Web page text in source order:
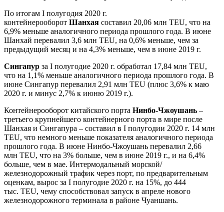
По итогам I полугодия 2020 г.
контейнерооборот Шанхая составил 20,06 млн TEU, что на
6,9% меньше аналогичного периода прошлого года. В июне
Шанхай перевалил 3,6 млн TEU, на 0,6% меньше, чем за
предыдущий месяц и на 4,3% меньше, чем в июне 2019 г.
Сингапур за I полугодие 2020 г. обработал 17,84 млн TEU,
что на 1,1% меньше аналогичного периода прошлого года. В
июне Сингапур перевалил 2,91 млн TEU (плюс 3,6% к маю
2020 г. и минус 2,7% к июню 2019 г.).
Контейнерооборот китайского порта Нинбо-Чжоушань –
третьего крупнейшего контейнерного порта в мире после
Шанхая и Сингапура – составил в I полугодии 2020 г. 14 млн
TEU, что немного меньше показателя аналогичного периода
прошлого года. В июне Нинбо-Чжоушань перевалил 2,66
млн TEU, что на 3% больше, чем в июне 2019 г., и на 6,4%
больше, чем в мае. Интермодальный морской/
железнодорожный трафик через порт, по предварительным
оценкам, вырос за I полугодие 2020 г. на 15%, до 444
тыс. TEU, чему способствовал запуск в апреле нового
железнодорожного терминала в районе Чуаншань.